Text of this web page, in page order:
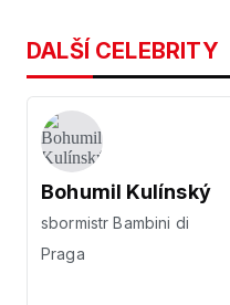
DALŠÍ CELEBRITY
Bohumil Kulínský
sbormistr Bambini di
Praga